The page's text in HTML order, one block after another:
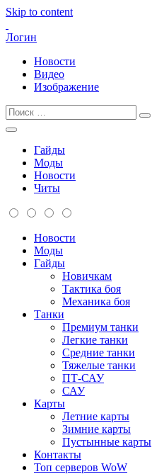
Skip to content
Логин
Новости
Видео
Изображение
Гайды
Моды
Новости
Читы
Новости
Моды
Гайды
Новичкам
Тактика боя
Механика боя
Танки
Премиум танки
Легкие танки
Средние танки
Тяжелые танки
ПТ-САУ
САУ
Карты
Летние карты
Зимние карты
Пустынные карты
Контакты
Топ серверов WoW